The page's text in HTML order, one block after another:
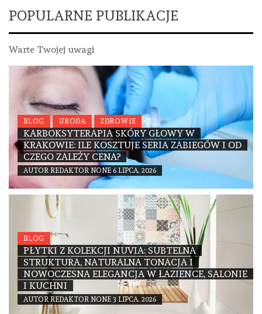
POPULARNE PUBLIKACJE
Warte Twojej uwagi
BLOG URODA ZDROWIE
KARBOKSYTERAPIA SKÓRY GŁOWY W
KRAKOWIE: ILE KOSZTUJE SERIA ZABIEGÓW I OD
CZEGO ZALEŻY CENA?
AUTOR REDAKTOR NONE 6 LIPCA, 2026
BLOG
PŁYTKI Z KOLEKCJI NUVIA: SUBTELNA
STRUKTURA, NATURALNA TONACJA I
NOWOCZESNA ELEGANCJA W ŁAZIENCE, SALONIE
I KUCHNI
AUTOR REDAKTOR NONE 3 LIPCA, 2026